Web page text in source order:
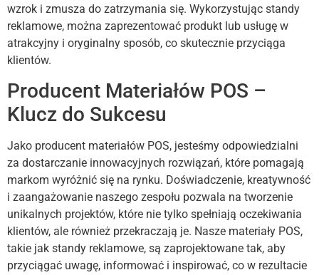
wzrok i zmusza do zatrzymania się. Wykorzystując standy
reklamowe, można zaprezentować produkt lub usługę w
atrakcyjny i oryginalny sposób, co skutecznie przyciąga
klientów.
Producent Materiałów POS –
Klucz do Sukcesu
Jako producent materiałów POS, jesteśmy odpowiedzialni
za dostarczanie innowacyjnych rozwiązań, które pomagają
markom wyróżnić się na rynku. Doświadczenie, kreatywność
i zaangażowanie naszego zespołu pozwala na tworzenie
unikalnych projektów, które nie tylko spełniają oczekiwania
klientów, ale również przekraczają je. Nasze materiały POS,
takie jak standy reklamowe, są zaprojektowane tak, aby
przyciągać uwagę, informować i inspirować, co w rezultacie